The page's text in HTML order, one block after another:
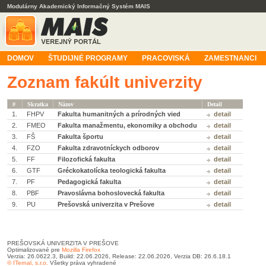
Modulárny Akademický Informačný Systém MAIS
DOMOV ŠTUDIJNÉ PROGRAMY PRACOVISKÁ ZAMESTNANCI
Zoznam fakúlt univerzity
# Skratka Názov Detail
1. FHPV Fakulta humanitných a prírodných vied
detail
2.
FMEO Fakulta manažmentu, ekonomiky a obchodu
detail
3.
FŠ Fakulta športu
detail
4.
FZO Fakulta zdravotníckych odborov
detail
5.
FF Filozofická fakulta
detail
6.
GTF Gréckokatolícka teologická fakulta
detail
7.
PF Pedagogická fakulta
detail
8.
PBF Pravoslávna bohoslovecká fakulta
detail
9.
PU Prešovská univerzita v Prešove detail
PREŠOVSKÁ UNIVERZITA V PREŠOVE
Optimalizované pre Mozilla Firefox
Verzia: 26.0622.3, Build: 22.06.2026, Release: 22.06.2026, Verzia DB: 26.6.18.1
© ITernal, s.r.o. Všetky práva vyhradené